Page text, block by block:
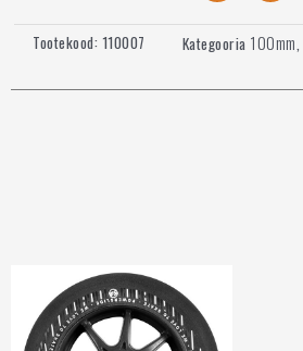
Tootekood: 110007 Kategooria 100mm,